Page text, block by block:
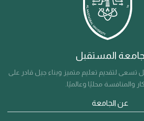
جامعة المستقبل
تسعى لتقديم تعليم متميز وبناء جيل قادر على
والمنافسة محليًا وعالميًا.
عن الجامعة